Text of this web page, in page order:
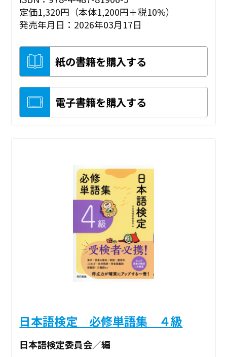
定価1,320円（本体1,200円＋税10%）
発売年月日：2026年03月17日
紙の書籍を購入する
電子書籍を購入する
日本語検定 必修単語集 ４級
日本語検定委員会／編